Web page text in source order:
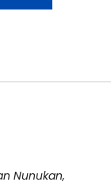
Nunukan,